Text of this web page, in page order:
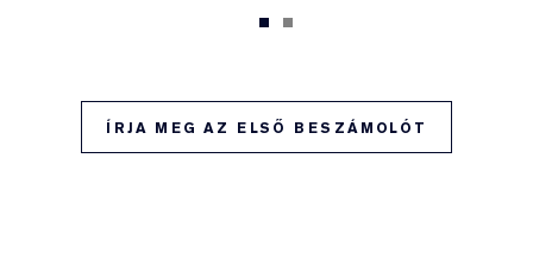
ÍRJA MEG AZ ELSŐ BESZÁMOLÓT